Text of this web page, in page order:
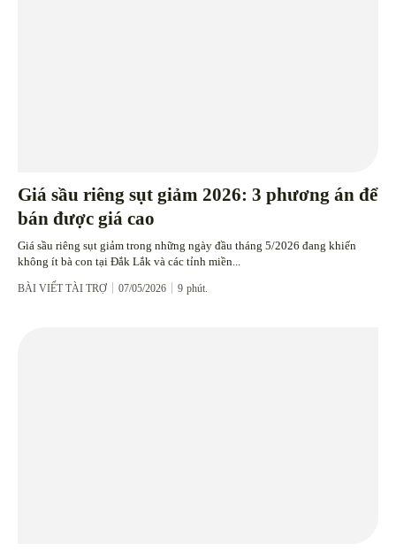
Giá sầu riêng sụt giảm 2026: 3 phương án để
bán được giá cao
Giá sầu riêng sụt giảm trong những ngày đầu tháng 5/2026 đang khiến
không ít bà con tại Đắk Lắk và các tỉnh miền...
BÀI VIẾT TÀI TRỢ 07/05/2026 9 phút.